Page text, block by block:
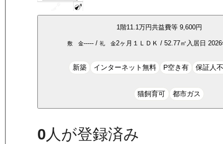
1階11.1万円共益費等 9,600円
敷 金-----/ 礼 金2ヶ月 １ＬＤＫ / 52.77㎡ 入居日
新築 インターネット無料 P空き有 保証人
猫飼育可 都市ガス
0人が登録済み